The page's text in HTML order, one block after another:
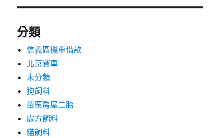
分類
信義區機車借款
北京賽車
未分類
狗飼料
苗栗房屋二胎
處方飼料
貓飼料